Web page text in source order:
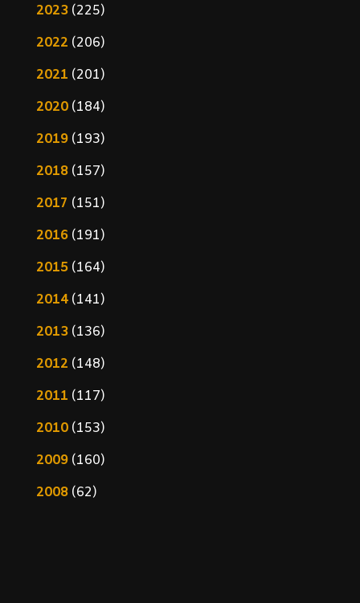
2023(225)
2022 (206)
2021 (201)
2020(184)
2019(193)
2018(157)
2017 (151)
2016(191)
2015(164)
2014(141)
2013(136)
2012 (148)
2011 (117)
2010(153)
2009(160)
2008(62)